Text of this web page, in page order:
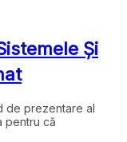
Și
de prezentare al
pentru că